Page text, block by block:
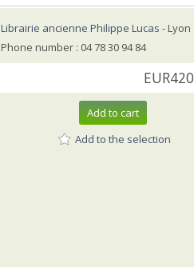
Librairie ancienne Philippe Lucas - Lyon
Phone number : 04 78 30 94 84
Add to cart
Add to the selection